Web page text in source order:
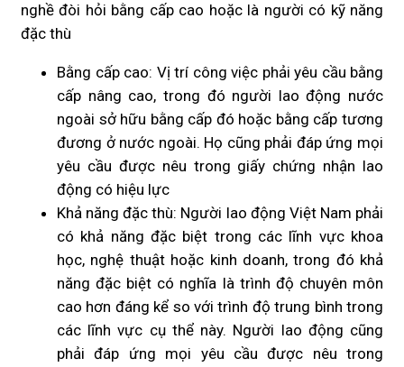
nghề đòi hỏi bằng cấp cao hoặc là người có kỹ năng
đặc thù
Bằng cấp cao: Vị trí công việc phải yêu cầu bằng
cấp nâng cao, trong đó người lao động nước
ngoài sở hữu bằng cấp đó hoặc bằng cấp tương
đương ở nước ngoài. Họ cũng phải đáp ứng mọi
yêu cầu được nêu trong giấy chứng nhận lao
động có hiệu lực
Khả năng đặc thù: Người lao động Việt Nam phải
có khả năng đặc biệt trong các lĩnh vực khoa
học, nghệ thuật hoặc kinh doanh, trong đó khả
năng đặc biệt có nghĩa là trình độ chuyên môn
cao hơn đáng kể so với trình độ trung bình trong
các lĩnh vực cụ thể này. Người lao động cũng
phải đáp ứng mọi yêu cầu được nêu trong